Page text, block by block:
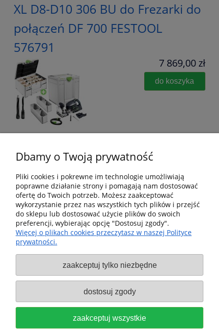
XL D8-D10 306 BU do Frezarki do
połączeń DF 700 FESTOOL
576791
7 869,00 zł
do koszyka
Pomoc
Dostawa i dostawa
Moje konto
Gwarancja i zwroty
O firmie
Sklep fx-shop24.com | ul. Henryka Pobożnego 10, Krosno
Odrzańskie 66-600, woj. lubuskie | tel:607544533
festool.dealer@gmail.com
Dbamy o Twoją prywatność
Pliki cookies i pokrewne im technologie umożliwiają
poprawne działanie strony i pomagają nam dostosować
ofertę do Twoich potrzeb. Możesz zaakceptować
wykorzystanie przez nas wszystkich tych plików i przejść
do sklepu lub dostosować użycie plików do swoich
preferencji, wybierając opcję "Dostosuj zgody".
Więcej o plikach cookies przeczytasz w naszej Polityce
prywatności.
zaakceptuj tylko niezbędne
dostosuj zgody
zaakceptuj wszystkie